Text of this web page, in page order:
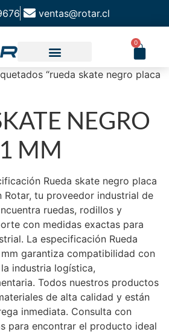
ventas@rotar.cl
0
“rueda skate negro placa
NEGRO
MM
Rueda skate negro placa
Rotar, tu proveedor industrial de
ruedas, rodillos y
con medidas exactas para
La especificación Rueda
garantiza compatibilidad con
industria logística,
Todos nuestros productos
de alta calidad y están
inmediata. Consulta con
para encontrar el producto ideal